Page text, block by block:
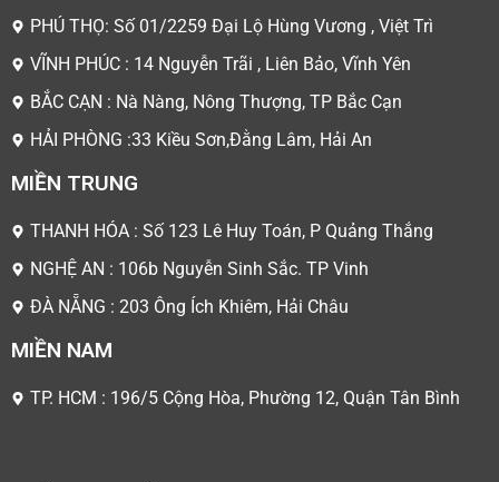
PHÚ THỌ: Số 01/2259 Đại Lộ Hùng Vương , Việt Trì
VĨNH PHÚC : 14 Nguyễn Trãi , Liên Bảo, Vĩnh Yên
BẮC CẠN : Nà Nàng, Nông Thượng, TP Bắc Cạn
HẢI PHÒNG :33 Kiều Sơn,Đằng Lâm, Hải An
MIỀN TRUNG
THANH HÓA : Số 123 Lê Huy Toán, P Quảng Thắng
NGHỆ AN : 106b Nguyễn Sinh Sắc. TP Vinh
ĐÀ NẴNG : 203 Ông Ích Khiêm, Hải Châu
MIỀN NAM
TP. HCM : 196/5 Cộng Hòa, Phường 12, Quận Tân Bình